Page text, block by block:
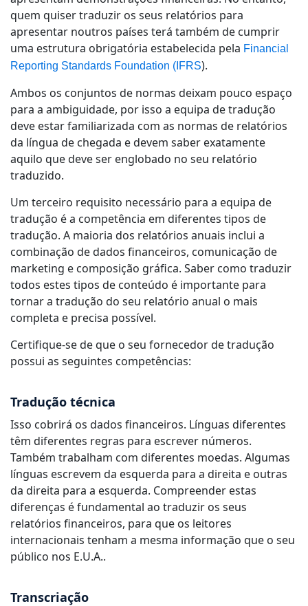
quem quiser traduzir os seus relatórios para
apresentar noutros países terá também de cumprir
uma estrutura obrigatória estabelecida pela Financial
Reporting Standards Foundation (IFRS).
Ambos os conjuntos de normas deixam pouco espaço
para a ambiguidade, por isso a equipa de tradução
deve estar familiarizada com as normas de relatórios
da língua de chegada e devem saber exatamente
aquilo que deve ser englobado no seu relatório
traduzido.
Um terceiro requisito necessário para a equipa de
tradução é a competência em diferentes tipos de
tradução. A maioria dos relatórios anuais inclui a
combinação de dados financeiros, comunicação de
marketing e composição gráfica. Saber como traduzir
todos estes tipos de conteúdo é importante para
tornar a tradução do seu relatório anual o mais
completa e precisa possível.
Certifique-se de que o seu fornecedor de tradução
possui as seguintes competências:
Tradução técnica
Isso cobrirá os dados financeiros. Línguas diferentes
têm diferentes regras para escrever números.
Também trabalham com diferentes moedas. Algumas
línguas escrevem da esquerda para a direita e outras
da direita para a esquerda. Compreender estas
diferenças é fundamental ao traduzir os seus
relatórios financeiros, para que os leitores
internacionais tenham a mesma informação que o seu
público nos E.U.A..
Transcriação